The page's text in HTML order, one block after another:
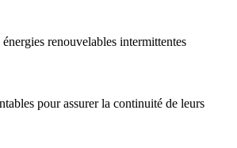
renouvelables intermittentes
pour assurer la continuité de leurs